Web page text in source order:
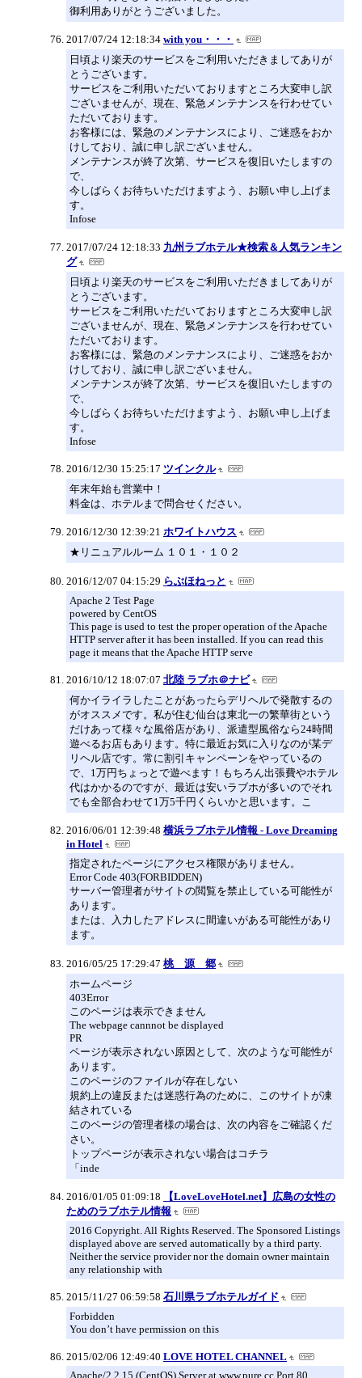
御利用ありがとうございました。
2017/07/24 12:18:34 with you・・・
日頃より楽天のサービスをご利用いただきましてありが
とうございます。
サービスをご利用いただいておりますところ大変申し訳
ございませんが、現在、緊急メンテナンスを行わせてい
ただいております。
お客様には、緊急のメンテナンスにより、ご迷惑をおか
けしており、誠に申し訳ございません。
メンテナンスが終了次第、サービスを復旧いたしますの
で、
今しばらくお待ちいただけますよう、お願い申し上げま
す。
Infose
2017/07/24 12:18:33 九州ラブホテル★検索＆人気ランキン
グ
日頃より楽天のサービスをご利用いただきましてありが
とうございます。
サービスをご利用いただいておりますところ大変申し訳
ございませんが、現在、緊急メンテナンスを行わせてい
ただいております。
お客様には、緊急のメンテナンスにより、ご迷惑をおか
けしており、誠に申し訳ございません。
メンテナンスが終了次第、サービスを復旧いたしますの
で、
今しばらくお待ちいただけますよう、お願い申し上げま
す。
Infose
2016/12/30 15:25:17 ツインクル
年末年始も営業中！
料金は、ホテルまで問合せください。
2016/12/30 12:39:21 ホワイトハウス
★リニュアルルーム １０１・１０２
2016/12/07 04:15:29 らぶほねっと
Apache 2 Test Page
powered by CentOS
This page is used to test the proper operation of the Apache
HTTP server after it has been installed. If you can read this
page it means that the Apache HTTP serve
2016/10/12 18:07:07 北陸 ラブホ＠ナビ
何かイライラしたことがあったらデリヘルで発散するの
がオススメです。私が住む仙台は東北一の繁華街という
だけあって様々な風俗店があり、派遣型風俗なら24時間
遊べるお店もあります。特に最近お気に入りなのが某デ
リヘル店です。常に割引キャンペーンをやっているの
で、1万円ちょっとで遊べます！もちろん出張費やホテル
代はかかるのですが、最近は安いラブホが多いのでそれ
でも全部合わせて1万5千円くらいかと思います。こ
2016/06/01 12:39:48 横浜ラブホテル情報 - Love Dreaming
in Hotel
指定されたページにアクセス権限がありません。
Error Code 403(FORBIDDEN)
サーバー管理者がサイトの閲覧を禁止している可能性が
あります。
または、入力したアドレスに間違いがある可能性があり
ます。
2016/05/25 17:29:47 桃 源 郷
ホームページ
403Error
このページは表示できません
The webpage cannnot be displayed
PR
ページが表示されない原因として、次のような可能性が
あります。
このページのファイルが存在しない
規約上の違反または迷惑行為のために、このサイトが凍
結されている
このページの管理者様の場合は、次の内容をご確認くだ
さい。
トップページが表示されない場合はコチラ
「inde
2016/01/05 01:09:18
【LoveLoveHotel.net】広島の女性の
ためのラブホテル情報
2016 Copyright. All Rights Reserved. The Sponsored Listings
displayed above are served automatically by a third party.
Neither the service provider nor the domain owner maintain
any relationship with
2015/11/27 06:59:58 石川県ラブホテルガイド
Forbidden
You don’t have permission on this
2015/02/06 12:49:40 LOVE HOTEL CHANNEL
Apache/2.2.15 (CentOS) Server at www.pure.cc Port 80